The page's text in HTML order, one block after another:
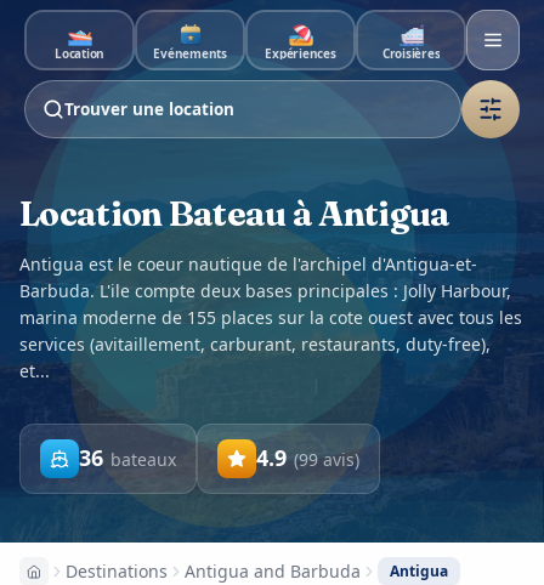
Aller au contenu principal
Location Événements Expériences Croisières
Trouver une location
Location Bateau à Antigua
Antigua est le coeur nautique de l'archipel d'Antigua-et-
Barbuda. L'ile compte deux bases principales : Jolly Harbour,
marina moderne de 155 places sur la cote ouest avec tous les
services (avitaillement, carburant, restaurants, duty-free),
et...
36 bateaux 4.9 (99 avis)
Destinations Antigua and Barbuda Antigua